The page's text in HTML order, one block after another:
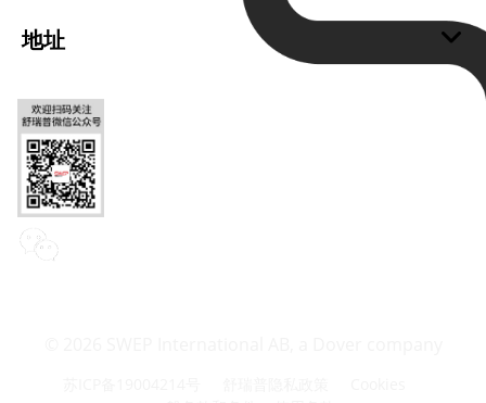
恪守诚信
Cookies
成为舒瑞普供应商
联系我们
地址
Chinese Headquarters of SWEP
苏州舒瑞普科技有限公司
SWEP Technology (Suzhou) Co., Ltd.
电话：+86 (0) 512-6763 2233
Email: Info@swepgroup.cn